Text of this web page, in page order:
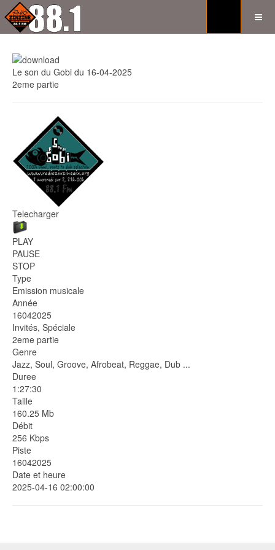
Le son du Gobi du 16-04-2025
2eme partie
Telecharger
PLAY
PAUSE
STOP
Type
Emission musicale
Année
16042025
Invités, Spéciale
2eme partie
Genre
Jazz, Soul, Groove, Afrobeat, Reggae, Dub ...
Duree
1:27:30
Taille
160.25 Mb
Débit
256 Kbps
Piste
16042025
Date et heure
2025-04-16 02:00:00